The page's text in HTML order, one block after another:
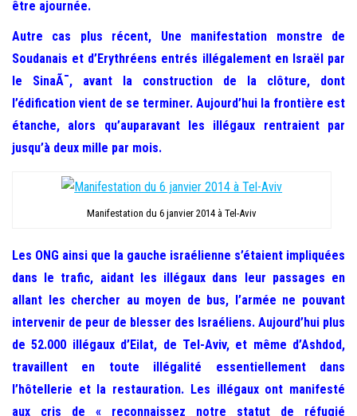
être ajournée.
Autre cas plus récent, Une manifestation monstre de
Soudanais et d’Erythréens entrés illégalement en Israël par
le SinaÃ¯, avant la construction de la clôture, dont
l’édification vient de se terminer. Aujourd’hui la frontière est
étanche, alors qu’auparavant les illégaux rentraient par
jusqu’à deux mille par mois.
Manifestation du 6 janvier 2014 à Tel-Aviv
Les ONG ainsi que la gauche israélienne s’étaient impliquées
dans le trafic, aidant les illégaux dans leur passages en
allant les chercher au moyen de bus, l’armée ne pouvant
intervenir de peur de blesser des Israéliens. Aujourd’hui plus
de 52.000 illégaux d’Eilat, de Tel-Aviv, et même d’Ashdod,
travaillent en toute illégalité essentiellement dans
l’hôtellerie et la restauration. Les illégaux ont manifesté
aux cris de « reconnaissez notre statut de réfugié